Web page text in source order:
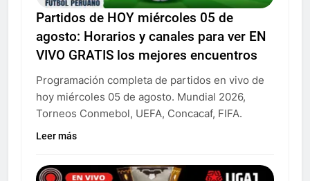
Partidos de HOY miércoles 05 de
agosto: Horarios y canales para ver EN
VIVO GRATIS los mejores encuentros
Programación completa de partidos en vivo de
hoy miércoles 05 de agosto. Mundial 2026,
Torneos Conmebol, UEFA, Concacaf, FIFA.
Leer más